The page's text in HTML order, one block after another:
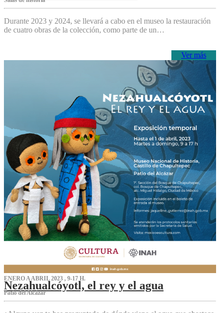
Durante 2023 y 2024, se llevará a cabo en el museo la restauración
de cuatro obras de la colección, como parte de un…
Ver más
ENERO A ABRIL 2023 , 9-17 H.
Nezahualcóyotl, el rey y el agua
Patio del Alcázar